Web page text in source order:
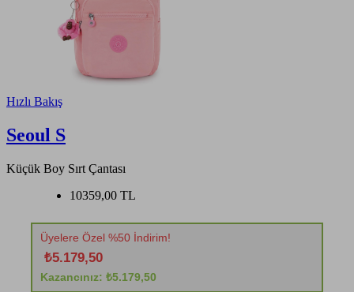
Hızlı Bakış
Seoul S
Küçük Boy Sırt Çantası
10359,00 TL
Üyelere Özel %50 İndirim!
₺5.179,50
Kazancınız: ₺5.179,50